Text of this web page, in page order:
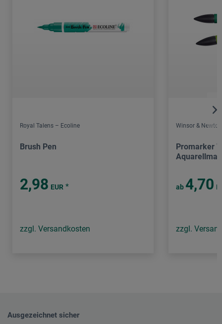
Royal Talens – Ecoline
Brush Pen
2,98 EUR *
zzgl. Versandkosten
Winsor & Newton
Promarker
ab 4,70
zzgl.
Ausgezeichnet sicher